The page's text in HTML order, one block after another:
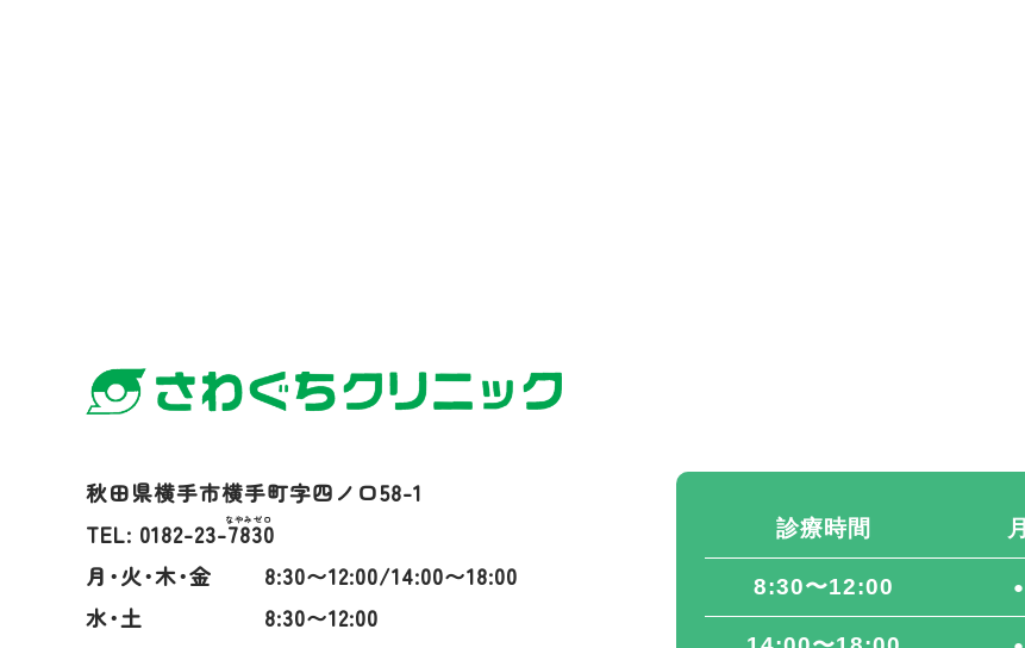
秋田県横手市横手町字四ノ口58-1
TEL: 0182-23-7830
月･火･木･金
8:30〜12:00/14:00〜18:00
水･土
8:30〜12:00
診療時間 月
8:30〜12:00 ●